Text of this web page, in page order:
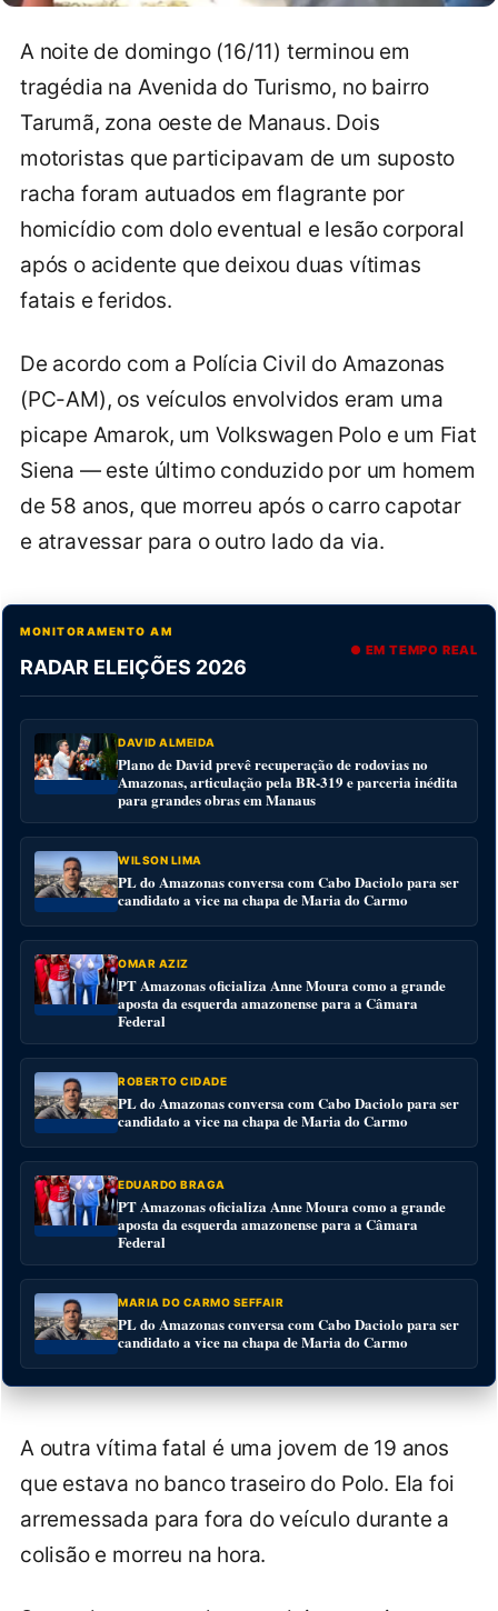
A noite de domingo (16/11) terminou em
tragédia na Avenida do Turismo, no bairro
Tarumã, zona oeste de Manaus. Dois
motoristas que participavam de um suposto
racha foram autuados em flagrante por
homicídio com dolo eventual e lesão corporal
após o acidente que deixou duas vítimas
fatais e feridos.
De acordo com a Polícia Civil do Amazonas
(PC-AM), os veículos envolvidos eram uma
picape Amarok, um Volkswagen Polo e um Fiat
Siena — este último conduzido por um homem
de 58 anos, que morreu após o carro capotar
e atravessar para o outro lado da via.
MONITORAMENTO AM
RADAR ELEIÇÕES 2026
● EM TEMPO REAL
DAVID ALMEIDA
Plano de David prevê recuperação de rodovias no
Amazonas, articulação pela BR-319 e parceria inédita
para grandes obras em Manaus
WILSON LIMA
PL do Amazonas conversa com Cabo Daciolo para ser
candidato a vice na chapa de Maria do Carmo
OMAR AZIZ
PT Amazonas oficializa Anne Moura como a grande
aposta da esquerda amazonense para a Câmara
Federal
ROBERTO CIDADE
PL do Amazonas conversa com Cabo Daciolo para ser
candidato a vice na chapa de Maria do Carmo
EDUARDO BRAGA
PT Amazonas oficializa Anne Moura como a grande
aposta da esquerda amazonense para a Câmara
Federal
MARIA DO CARMO SEFFAIR
PL do Amazonas conversa com Cabo Daciolo para ser
candidato a vice na chapa de Maria do Carmo
A outra vítima fatal é uma jovem de 19 anos
que estava no banco traseiro do Polo. Ela foi
arremessada para fora do veículo durante a
colisão e morreu na hora.